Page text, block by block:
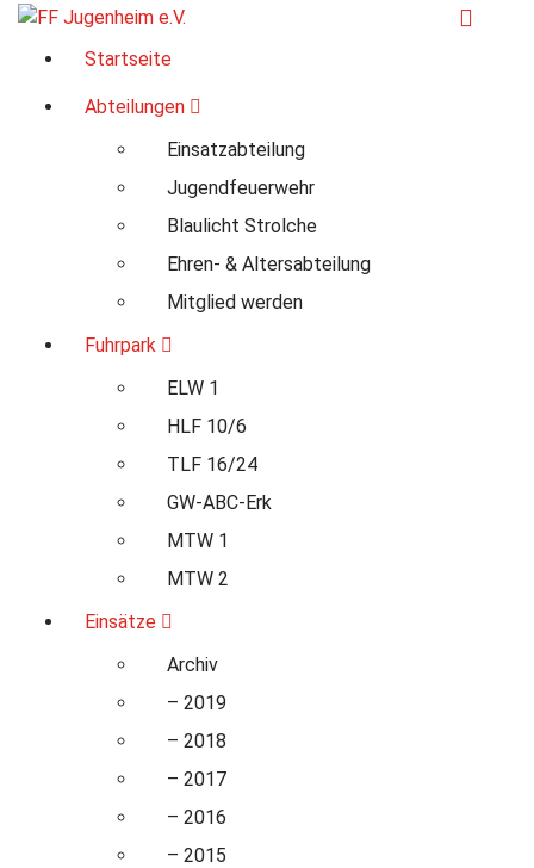
Zum
springen
Startseite
Abteilungen
Einsatzabteilung
Jugendfeuerwehr
Blaulicht Strolche
Ehren- & Altersabteilung
Mitglied werden
Fuhrpark
ELW 1
HLF 10/6
TLF 16/24
GW-ABC-Erk
MTW 1
MTW 2
Einsätze
Archiv
– 2019
– 2018
– 2017
– 2016
– 2015